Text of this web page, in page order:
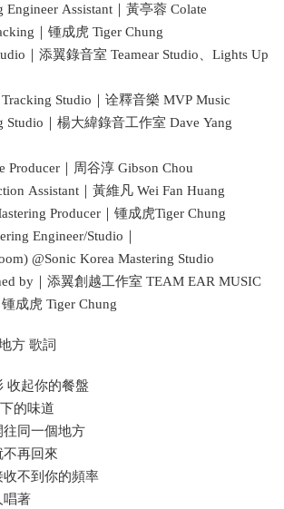
Assistant｜黃亭蓉 Colate
｜锺成虎 Tiger Chung
｜添翼錄音室 Teamear Studio、Lights Up
Studio｜诠釋音樂 MVP Music
｜楊大緯錄音工作室 Dave Yang
Producer｜周谷淳 Gibson Chou
Assistant｜黃維凡 Wei Fan Huang
Producer｜锺成虎Tiger Chung
Engineer/Studio｜
@Sonic Korea Mastering Studio
by｜添翼創越工作室 TEAM EAR MUSIC
成虎 Tiger Chung
方 歌詞
收起你的餐盤
的味道
同一個地方
再回來
不到你的頻率
唱著